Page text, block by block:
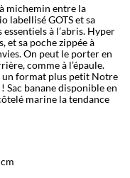
michemin entre la
labellisé GOTS et sa
à l’abris. Hyper
et sa poche zippée à
On peut le porter en
comme à l’épaule.
un format plus petit Notre
Sac banane disponible en
marine la tendance